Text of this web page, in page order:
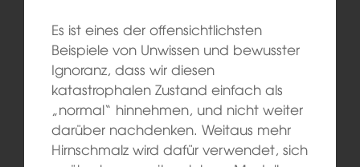
Es ist eines der offensichtlichsten
Beispiele von Unwissen und bewusster
Ignoranz, dass wir diesen
katastrophalen Zustand einfach als
„normal“ hinnehmen, und nicht weiter
darüber nachdenken. Weitaus mehr
Hirnschmalz wird dafür verwendet, sich